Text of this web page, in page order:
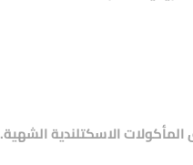
المأكولات الاسكتلندية الشهية.